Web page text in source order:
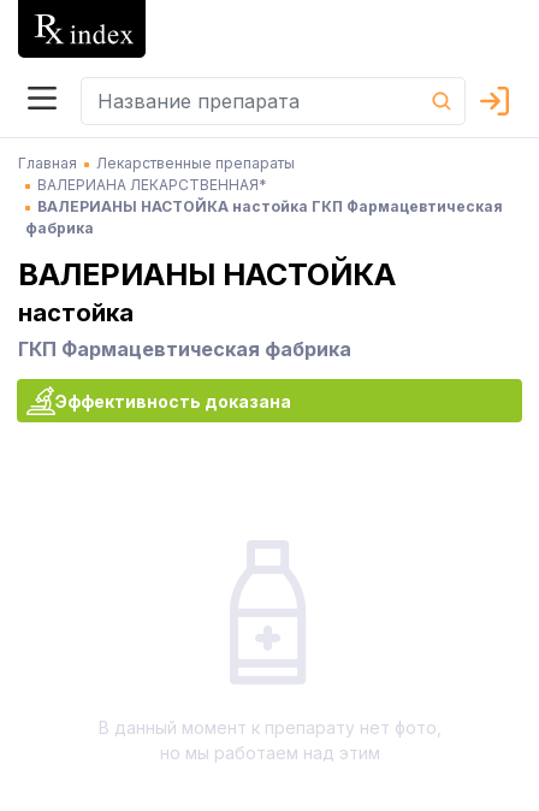
Главная
Лекарственные препараты
ВАЛЕРИАНА ЛЕКАРСТВЕННАЯ*
ВАЛЕРИАНЫ НАСТОЙКА настойка ГКП Фармацевтическая
фабрика
ВАЛЕРИАНЫ НАСТОЙКА
настойка
ГКП Фармацевтическая фабрика
Эффективность доказана
В данный момент к препарату нет фото,
но мы работаем над этим